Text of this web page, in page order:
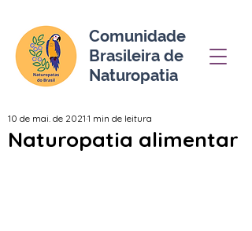
Comunidade
Brasileira de
Naturopatia
Naturopatia alimentar
10 de mai. de 2021 1 min de leitura